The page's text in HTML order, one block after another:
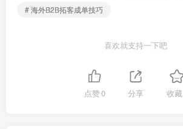
# 海外B2B拓客成单技巧
喜欢就支持一下吧
点赞0 分享 收藏